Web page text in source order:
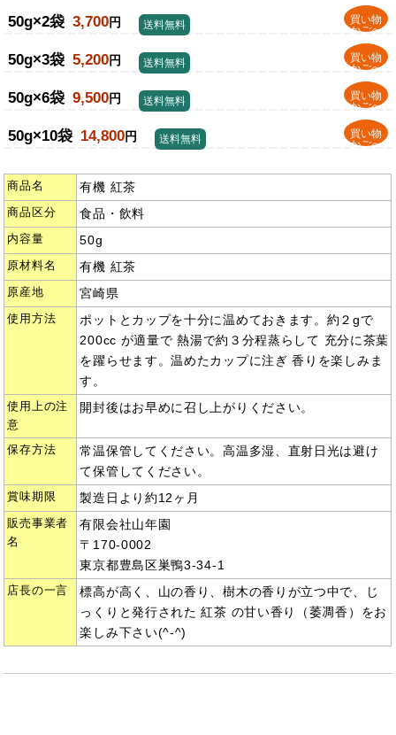
50g×2袋 3,700円
買い物
かごへ
送料無料
50g×3袋 5,200円
買い物
かごへ
送料無料
50g×6袋 9,500円
買い物
かごへ
送料無料
50g×10袋 14,800円
買い物
かごへ
送料無料
商品名 有機 紅茶
商品区分 食品・飲料
内容量 50g
原材料名 有機 紅茶
原産地 宮崎県
使用方法
ポットとカップを十分に温めておきます。約２gで
200cc が適量で 熱湯で約３分程蒸らして 充分に茶葉
を躍らせます。温めたカップに注ぎ 香りを楽しみま
す。
使用上の注
意
開封後はお早めに召し上がりください。
保存方法
常温保管してください。高温多湿、直射日光は避け
て保管してください。
賞味期限 製造日より約12ヶ月
販売事業者
名
有限会社山年園
〒170-0002
東京都豊島区巣鴨3-34-1
店長の一言
標高が高く、山の香り、樹木の香りが立つ中で、じ
っくりと発行された 紅茶 の甘い香り（萎凋香）をお
楽しみ下さい(^-^)